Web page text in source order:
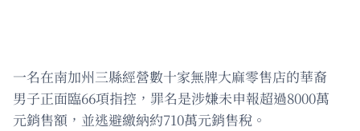
一名在南加州三縣經營數十家無牌大麻零售店的華裔
男子正面臨66項指控，罪名是涉嫌未申報超過8000萬
元銷售額，並逃避繳納約710萬元銷售稅。